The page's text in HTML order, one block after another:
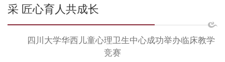
采 匠心育人共成长
四川大学华西儿童心理卫生中心成功举办临床教学
竞赛